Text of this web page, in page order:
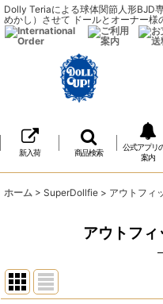
Dolly Teriaによる球体関節人形BJD
めかし）させて ドールとオーナー様
新入荷 商品検索
公式アプリ
案内
ホーム > SuperDollfie > アウトフィ
アウトフ